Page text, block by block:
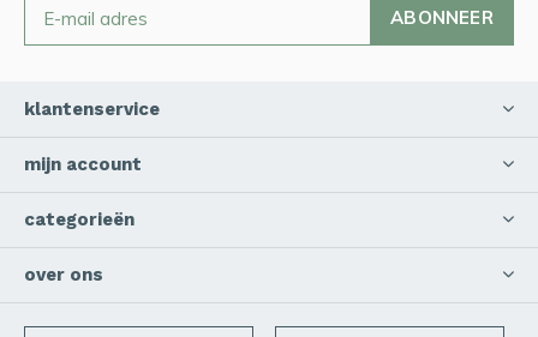
ABONNEER
klantenservice
mijn account
categorieën
over ons